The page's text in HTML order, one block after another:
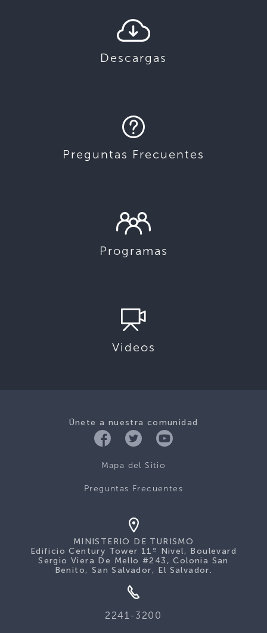
Descargas
Preguntas Frecuentes
Programas
Videos
Únete a nuestra comunidad
Mapa del Sitio
Preguntas Frecuentes
MINISTERIO DE TURISMO
Edificio Century Tower 11º Nivel, Boulevard
Sergio Viera De Mello #243, Colonia San
Benito, San Salvador, El Salvador.
2241-3200